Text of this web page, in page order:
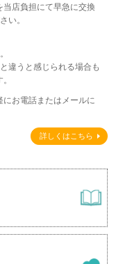
店負担にて早急に交換
い。
違うと感じられる場合も
お電話またはメールに
詳しくはこちら